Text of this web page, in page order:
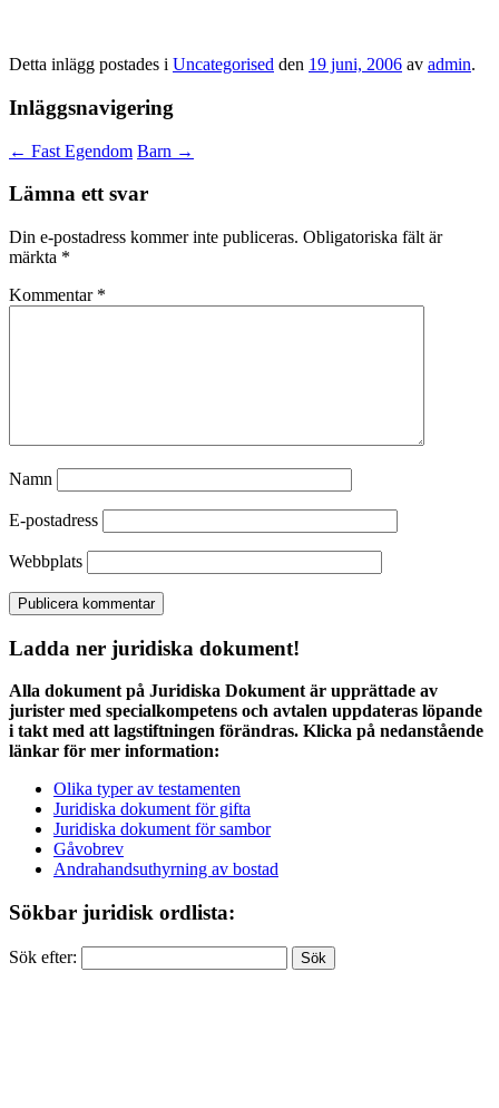
Detta inlägg postades i Uncategorised den 19 juni, 2006 av admin.
Inläggsnavigering
← Fast Egendom Barn →
Lämna ett svar
Din e-postadress kommer inte publiceras. Obligatoriska fält är
märkta *
Kommentar *
Namn
E-postadress
Webbplats
Ladda ner juridiska dokument!
Alla dokument på Juridiska Dokument är upprättade av
jurister med specialkompetens och avtalen uppdateras löpande
i takt med att lagstiftningen förändras. Klicka på nedanstående
länkar för mer information:
Olika typer av testamenten
Juridiska dokument för gifta
Juridiska dokument för sambor
Gåvobrev
Andrahandsuthyrning av bostad
Sökbar juridisk ordlista:
Sök efter: